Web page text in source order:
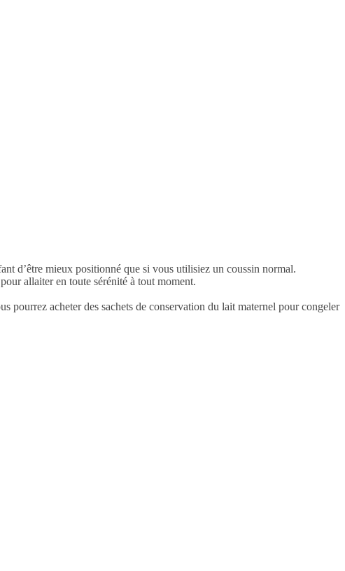
d’être mieux positionné que si vous utilisiez un coussin normal.
allaiter en toute sérénité à tout moment.
pourrez acheter des sachets de conservation du lait maternel pour congeler